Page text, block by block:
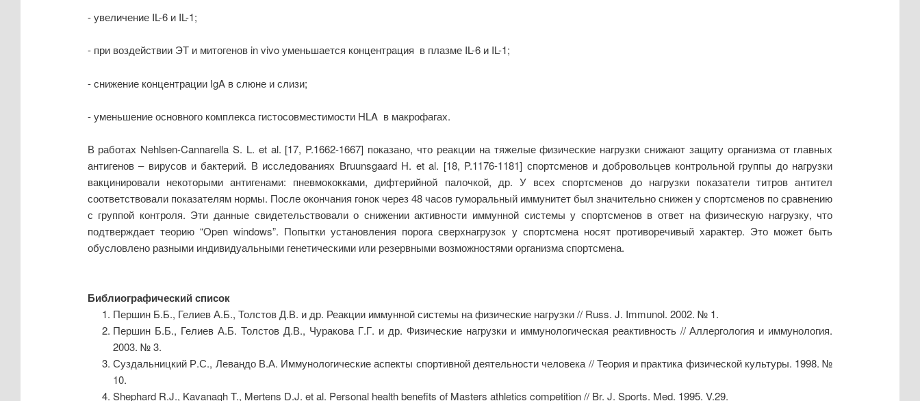
- увеличение IL-6 и IL-1;
- при воздействии ЭТ и митогенов in vivo уменьшается концентрация в плазме IL-6 и IL-1;
- снижение концентрации IgA в слюне и слизи;
- уменьшение основного комплекса гистосовместимости HLA в макрофагах.
В работах Nehlsen-Cannarella S. L. et al. [17, P.1662-1667] показано, что реакции на тяжелые физические нагрузки снижают защиту организма от главных
антигенов – вирусов и бактерий. В исследованиях Bruunsgaard H. et al. [18, P.1176-1181] спортсменов и добровольцев контрольной группы до нагрузки
вакцинировали некоторыми антигенами: пневмококками, дифтерийной палочкой, др. У всех спортсменов до нагрузки показатели титров антител
соответствовали показателям нормы. После окончания гонок через 48 часов гуморальный иммунитет был значительно снижен у спортсменов по сравнению
с группой контроля. Эти данные свидетельствовали о снижении активности иммунной системы у спортсменов в ответ на физическую нагрузку, что
подтверждает теорию “Open windows”. Попытки установления порога сверхнагрузок у спортсмена носят противоречивый характер. Это может быть
обусловлено разными индивидуальными генетическими или резервными возможностями организма спортсмена.
Библиографический список
Першин Б.Б., Гелиев А.Б., Толстов Д.В. и др. Реакции иммунной системы на физические нагрузки // Russ. J. Immunol. 2002. № 1.
Першин Б.Б., Гелиев А.Б. Толстов Д.В., Чуракова Г.Г. и др. Физические нагрузки и иммунологическая реактивность // Аллергология и иммунология.
2003. № 3.
Суздальницкий Р.С., Левандо В.А. Иммунологические аспекты спортивной деятельности человека // Теория и практика физической культуры. 1998. №
10.
Shephard R.J., Kavanagh T., Mertens D.J. et al. Personal health benefits of Masters athletics competition // Br. J. Sports. Med. 1995. V.29.